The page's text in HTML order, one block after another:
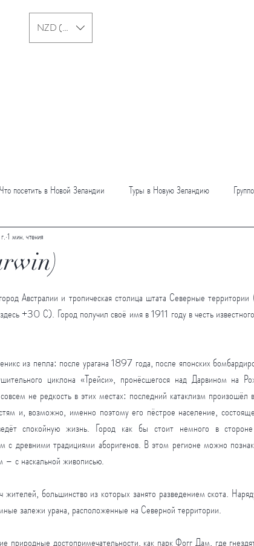
NZD ($)
Что посетить в Новой Зеландии Туры в Новую Зеландию
Блог об Австралии
1 мин. чтения
Австралии и тропическая столица штата Северные территории
+30 С). Город получил своё имя в 1911 году в честь
из пепла: после урагана 1897 года, после японских
циклона «Трейси», пронёсшегося над Дарвином на
не редкость в этих местах: последний катаклизм
и, возможно, именно поэтому его пёстрое население,
спокойную жизнь. Город как бы стоит немного в
с древними традициями аборигенов. В этом регионе можно
– с наскальной живописью.
большинство из которых занято разведением скота.
залежи урана, расположенные на Северной территории.
природные достопримечательности, как парк Фогг Дам, где